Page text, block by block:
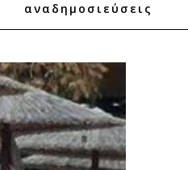
αναδημοσιεύσεις